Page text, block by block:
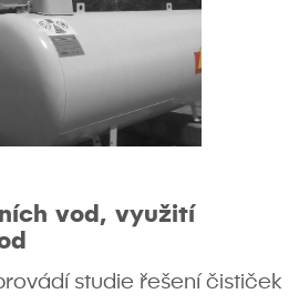
vod, využití
studie řešení čističek